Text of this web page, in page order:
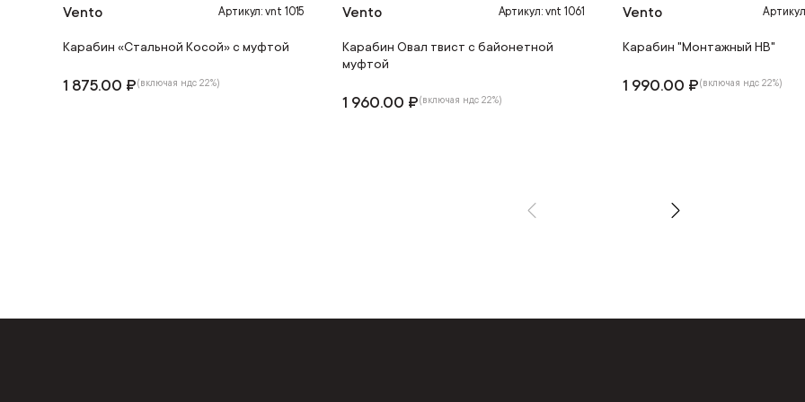
Vento Артикул: vnt 1015
Карабин «Стальной Косой» с муфтой
1 875.00 ₽(включая ндс 22%)
Vento Артикул: vnt 1061
Карабин Овал твист с байонетной
муфтой
1 960.00 ₽(включая ндс 22%)
Vento
Карабин "Монтажный НВ"
1 990.00 ₽(включая ндс 22%)